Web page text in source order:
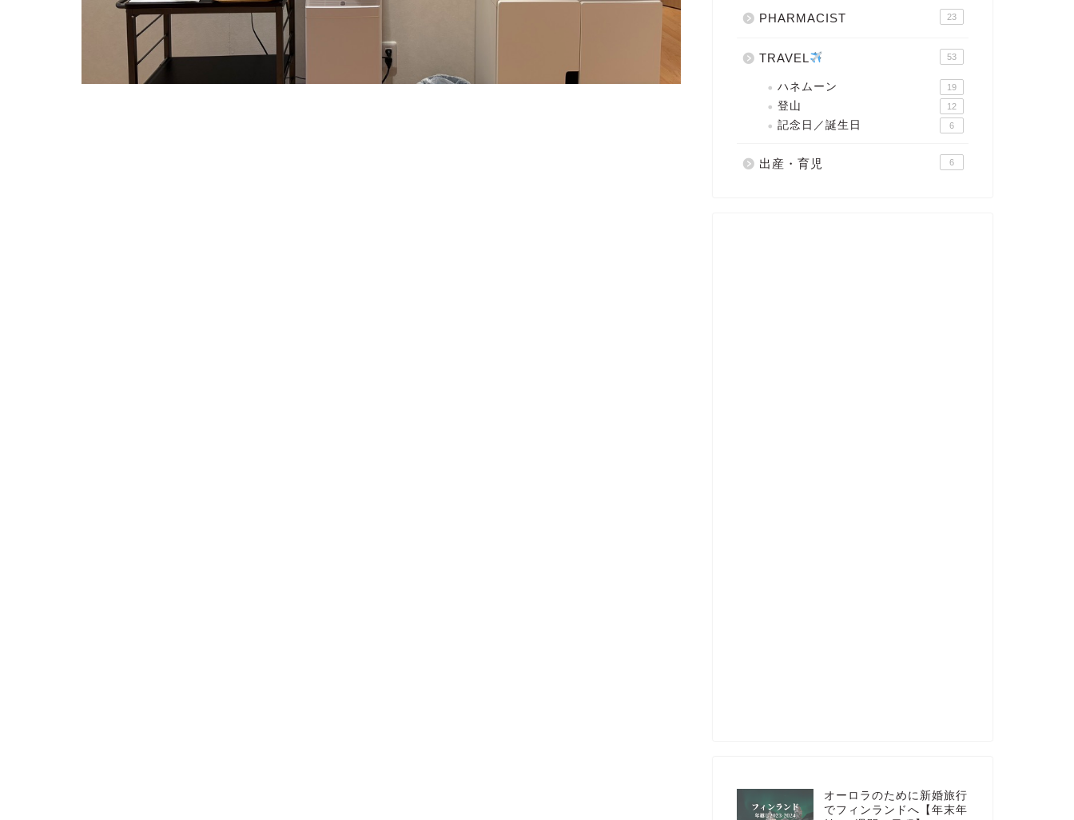
PHARMACIST 23
TRAVEL 53
ハネムーン 19
登山 12
記念日／誕生日 6
出産・育児 6
オーロラのために新婚旅行
でフィンランドへ【年末年